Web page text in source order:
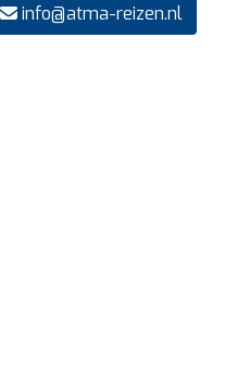
info@atma-reizen.nl